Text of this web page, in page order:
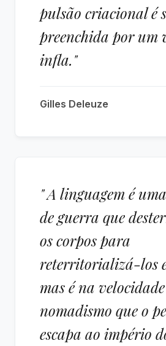
pulsão criacional é
preenchida por um
infla."
Gilles Deleuze
" A linguagem é
de guerra que
os corpos para
reterritorializá-los
mas é na
nomadismo que o
escapa ao império